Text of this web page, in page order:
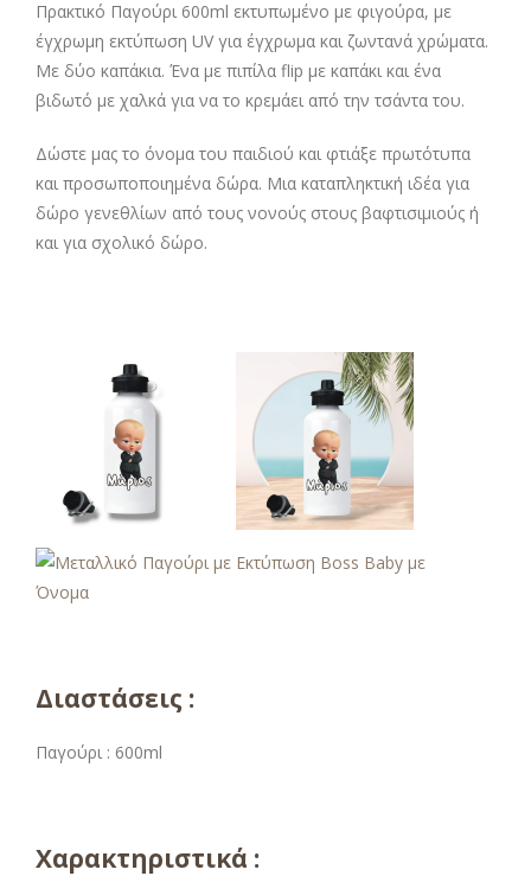
Πρακτικό Παγούρι 600ml εκτυπωμένο με φιγούρα, με
έγχρωμη εκτύπωση UV για έγχρωμα και ζωντανά χρώματα.
Με δύο καπάκια. Ένα με πιπίλα flip με καπάκι και ένα
βιδωτό με χαλκά για να το κρεμάει από την τσάντα του.
Δώστε μας το όνομα του παιδιού και φτιάξε πρωτότυπα
και προσωποποιημένα δώρα. Μια καταπληκτική ιδέα για
δώρο γενεθλίων από τους νονούς στους βαφτισιμιούς ή
και για σχολικό δώρο.
Διαστάσεις :
Παγούρι : 600ml
Χαρακτηριστικά :